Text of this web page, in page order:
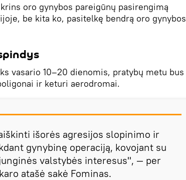
oro gynybos pareigūnų pasirengimą
be kita ko, pasitelkę bendrą oro gynybos
vasario 10–20 dienomis, pratybų metu bus
ir keturi aerodromai.
išorės agresijos slopinimo ir
gynybinę operaciją, kovojant su
valstybės interesus", — per
atašė sakė Fominas.